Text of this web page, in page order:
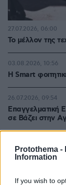
Protothema -
Information
If you wish to
Το μέλλον της
27.07.2026, 06:00
Η Smart
03.08.2026, 10:56
Επαγγελματική
σε Bάζει στην
26.07.2026, 09:54
ΡΟΗ